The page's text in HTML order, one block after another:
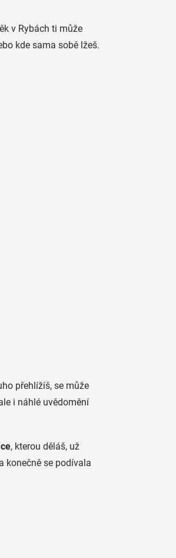
v Rybách ti může
kde sama sobě lžeš.
přehlížíš, se může
i náhlé uvědomění
, kterou děláš, už
konečně se podívala